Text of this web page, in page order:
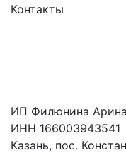
Контакты
ИП Филюнина
ИНН 166003943541
Казань, пос.